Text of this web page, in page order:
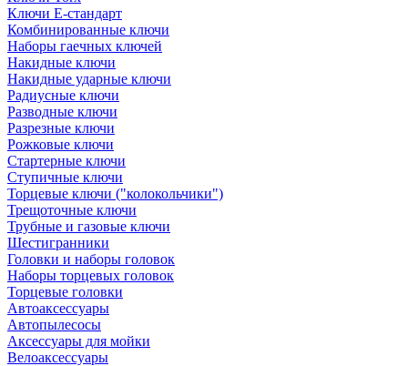
Ключи Е-стандарт
Комбинированные ключи
Наборы гаечных ключей
Накидные ключи
Накидные ударные ключи
Радиусные ключи
Разводные ключи
Разрезные ключи
Рожковые ключи
Стартерные ключи
Ступичные ключи
Торцевые ключи ("колокольчики")
Трещоточные ключи
Трубные и газовые ключи
Шестигранники
Головки и наборы головок
Наборы торцевых головок
Торцевые головки
Автоаксессуары
Автопылесосы
Аксессуары для мойки
Велоаксессуары